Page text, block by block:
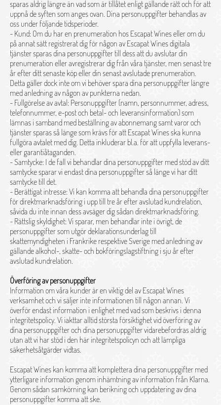
sparas aldrig längre än vad som är tillåtet enligt gällande rätt och för att
uppnå de syften som anges ovan. Dina personuppgifter behandlas av
oss under följande tidsperioder.
- Kund: Om du har en prenumeration hos Escapat Wines eller om du
på annat sätt registrerat dig för någon av Escapat Wines digitala
tjänster sparas dina personuppgifter till dess att du avslutar din
prenumeration eller avregistrerar dig från våra tjänster, men senast tre
år efter ditt senaste köp eller din senast avslutade prenumeration.
Detta gäller dock inte om vi behöver spara dina personuppgifter längre
med anledning av någon av punkterna nedan.
- Fullgörelse av avtal: Personuppgifter (namn, personnummer, adress,
telefonnummer, e-post och betal- och leveransinformation) som
lämnas i samband med beställning av abonnemang samt varor och
tjänster sparas så länge som krävs för att Escapat Wines ska kunna
fullgöra avtalet med dig. Detta inkluderar bl.a. för att uppfylla leverans-
eller garantiåtaganden.
- Samtycke: I de fall vi behandlar dina personuppgifter med stöd av ditt
samtycke sparar vi endast dina personuppgifter så länge vi har ditt
samtycke till det.
- Berättigat intresse: Vi kan komma att behandla dina personuppgifter
för direktmarknadsföring i upp till tre år efter avslutad kundrelation,
såvida du inte innan dess avsäger dig sådan direktmarknadsföring.
- Rättslig skyldighet: Vi sparar, men behandlar inte i övrigt, de
personuppgifter som utgör deklarationsunderlag till
skattemyndigheten i Frankrike respektive Sverige med anledning av
gällande alkohol-, skatte- och bokföringslagstiftning i sju år efter
avslutad kundrelation.
Överföring av personuppgifter
Information om våra kunder är en viktig del av Escapat Wines
verksamhet och vi säljer inte informationen till någon annan. Vi
överför endast information i enlighet med vad som beskrivs i denna
integritetspolicy. Vi iakttar alltid största försiktighet vid överföring av
dina personuppgifter och dina personuppgifter vidarebefordras aldrig
utan att vi har stöd i den här integritetspolicyn och att lämpliga
säkerhetsåtgärder vidtas.
Escapat Wines kan komma att komplettera dina personuppgifter med
ytterligare information genom inhämtning av information från Klarna.
Genom sådan samkörning kan berikning och uppdatering av dina
personuppgifter komma att ske.